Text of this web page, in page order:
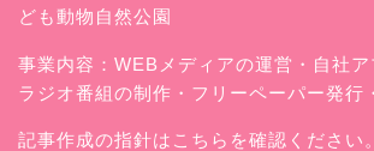
ども動物自然公園
事業内容：WEBメディアの運営・自社
ラジオ番組の制作・フリーペーパー発行
記事作成の指針はこちらを確認ください。